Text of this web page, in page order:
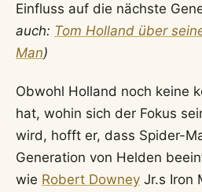
Einfluss auf die nächste
auch: Tom Holland über
Man)
Obwohl Holland noch keine
hat, wohin sich der Fokus
wird, hofft er, dass Spider-
Generation von Helden
wie Robert Downey Jr.s Iron